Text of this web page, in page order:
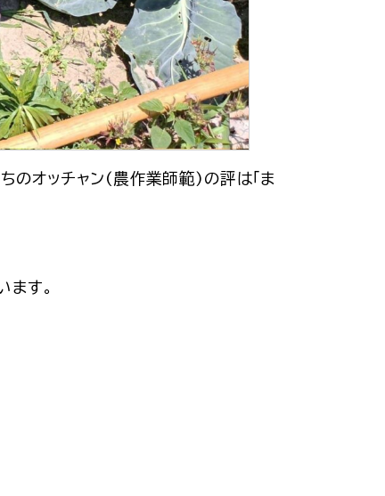
のオッチャン(農作業師範)の評は「ま
ます。